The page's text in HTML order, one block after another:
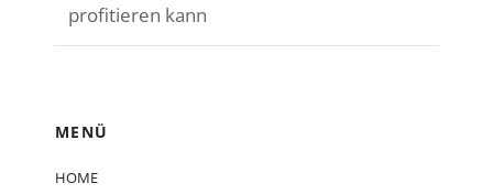
profitieren kann
MENÜ
HOME